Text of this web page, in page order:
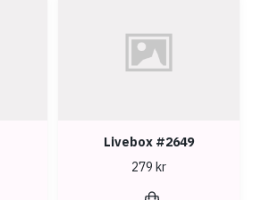
Livebox #2649
279 kr